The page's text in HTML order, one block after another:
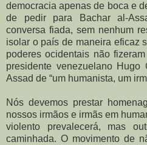
democracia apenas de boca e
de pedir para Bachar al-
conversa fiada, sem nenhum
isolar o país de maneira eficaz
poderes ocidentais não
presidente venezuelano Hugo
Assad de “um humanista, um
Nós devemos prestar
nossos irmãos e irmãs em
violento prevalecerá, mas
caminhada. O movimento de